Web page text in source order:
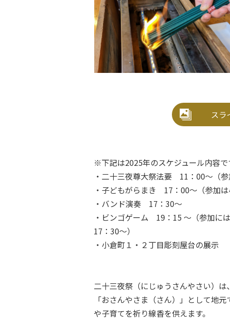
スラ
※下記は2025年のスケジュール内容
・二十三夜尊大祭法要 11：00～（参
・子どもがらまき 17：00～（参加は
・バンド演奏 17：30～
・ビンゴゲーム 19：15 ～（参加に
17：30～）
・小倉町１・２丁目彫刻屋台の展示
二十三夜祭（にじゅうさんやさい）は
「おさんやさま（さん）」として地
や子育てを祈り線香を供えます。